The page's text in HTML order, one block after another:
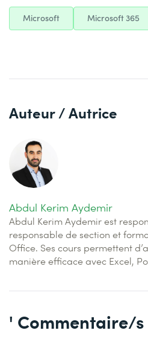
Microsoft Microsoft 365
Auteur / Autrice
Abdul Kerim Aydemir
Abdul Kerim Aydemir est
responsable de section et
Office. Ses cours permettent
manière efficace avec Excel,
' Commentaire/s